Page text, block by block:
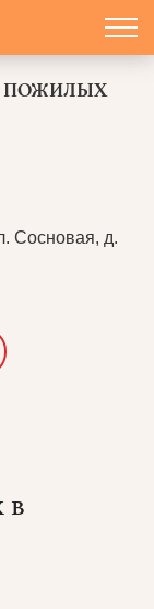
ПОЖИЛЫХ
Сосновая, д.
в